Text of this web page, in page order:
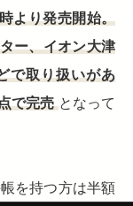
より発売開始。
ー、イオン大津
で取り扱いがあ
で完売 となって
を持つ方は半額